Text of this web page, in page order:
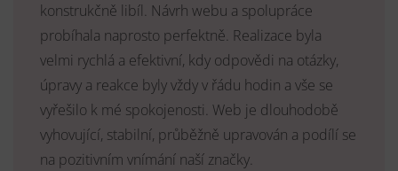
konstrukčně libíl. Návrh webu a spolupráce
probíhala naprosto perfektně. Realizace byla
velmi rychlá a efektivní, kdy odpovědi na otázky,
úpravy a reakce byly vždy v řádu hodin a vše se
vyřešilo k mé spokojenosti. Web je dlouhodobě
vyhovující, stabilní, průběžně upravován a podílí se
na pozitivním vnímání naší značky.